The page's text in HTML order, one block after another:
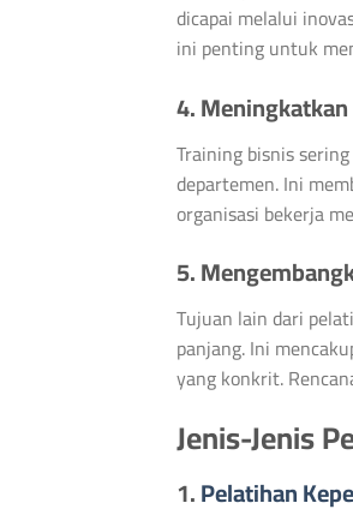
dicapai melalui
ini penting untuk
4.
Training bisnis
departemen. Ini
organisasi bekerja
5.
Tujuan lain dari
panjang. Ini
yang konkrit.
Jenis-Jenis
1.Pelatihan